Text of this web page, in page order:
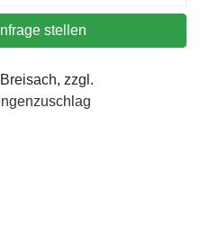
stellen
zzgl.